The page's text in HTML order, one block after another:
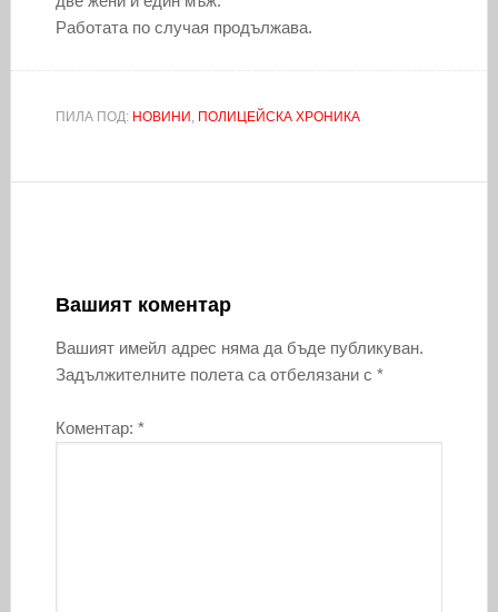
Работата по случая продължава.
ПИЛА ПОД: НОВИНИ , ПОЛИЦЕЙСКА ХРОНИКА
Вашият коментар
Вашият имейл адрес няма да бъде публикуван.
Задължителните полета са отбелязани с *
Коментар: *